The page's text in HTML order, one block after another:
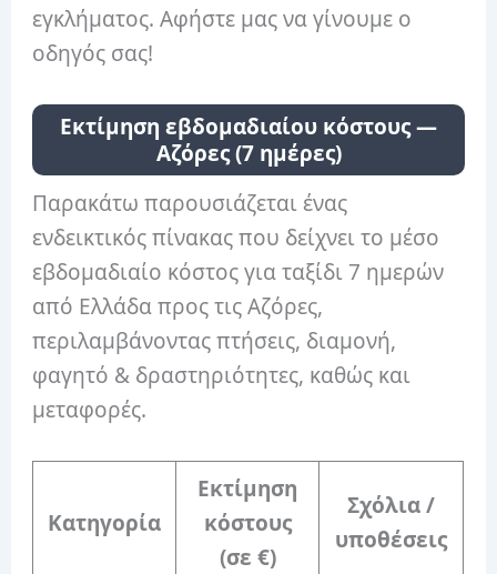
εγκλήματος. Αφήστε μας να γίνουμε ο
οδηγός σας!
Εκτίμηση εβδομαδιαίου κόστους —
Αζόρες (7 ημέρες)
Παρακάτω παρουσιάζεται ένας
ενδεικτικός πίνακας που δείχνει το μέσο
εβδομαδιαίο κόστος για ταξίδι 7 ημερών
από Ελλάδα προς τις Αζόρες,
περιλαμβάνοντας πτήσεις, διαμονή,
φαγητό & δραστηριότητες, καθώς και
μεταφορές.
Κατηγορία
Εκτίμηση
κόστους
(σε €)
Σχόλια /
υποθέσεις